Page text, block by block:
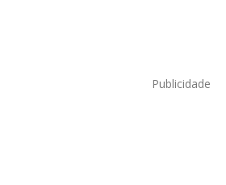
Publicidade